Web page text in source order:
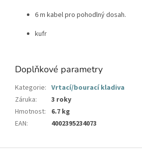
6 m kabel pro pohodlný dosah.
kufr
Doplňkové parametry
Kategorie: Vrtací/bourací kladiva
Záruka:
3 roky
Hmotnost:
6.7 kg
EAN: 4002395234073
Z